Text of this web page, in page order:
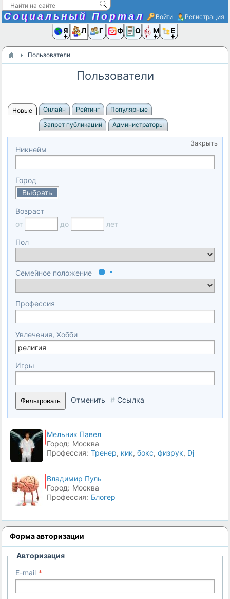
Социальный Портал Войти Регистрация
Я иЛюди
Группы
Фото Ещё
Пользователи
Пользователи
Новые Онлайн Рейтинг
Популярные
Запрет публикаций
Администраторы
Закрыть
Никнейм
Город
Выбрать
Возраст
от
до лет
Пол
Семейное положение
Профессия
Увлечения, Хобби
Игры
Фильтровать Отменить # Ссылка
Мельник Павел
Город: Москва
Профессия: Тренер, кик,бокс,физрук, Dj
Владимир Пуль
Город: Москва
Профессия: Блогер
Форма авторизации
Авторизация
E-mail